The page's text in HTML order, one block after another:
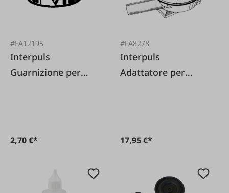
#FA12195
Interpuls
Guarnizione per
2,70 €*
#FA8278
Interpuls
Adattatore per
DeLaval e FAIE
17,95 €*